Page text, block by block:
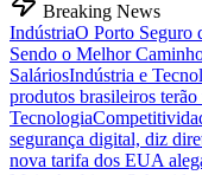
Breaking News
IndústriaO Porto Seguro
Sendo o Melhor
SaláriosIndústria e
produtos brasileiros
Tecnologia
segurança digital, diz
nova tarifa dos EUA